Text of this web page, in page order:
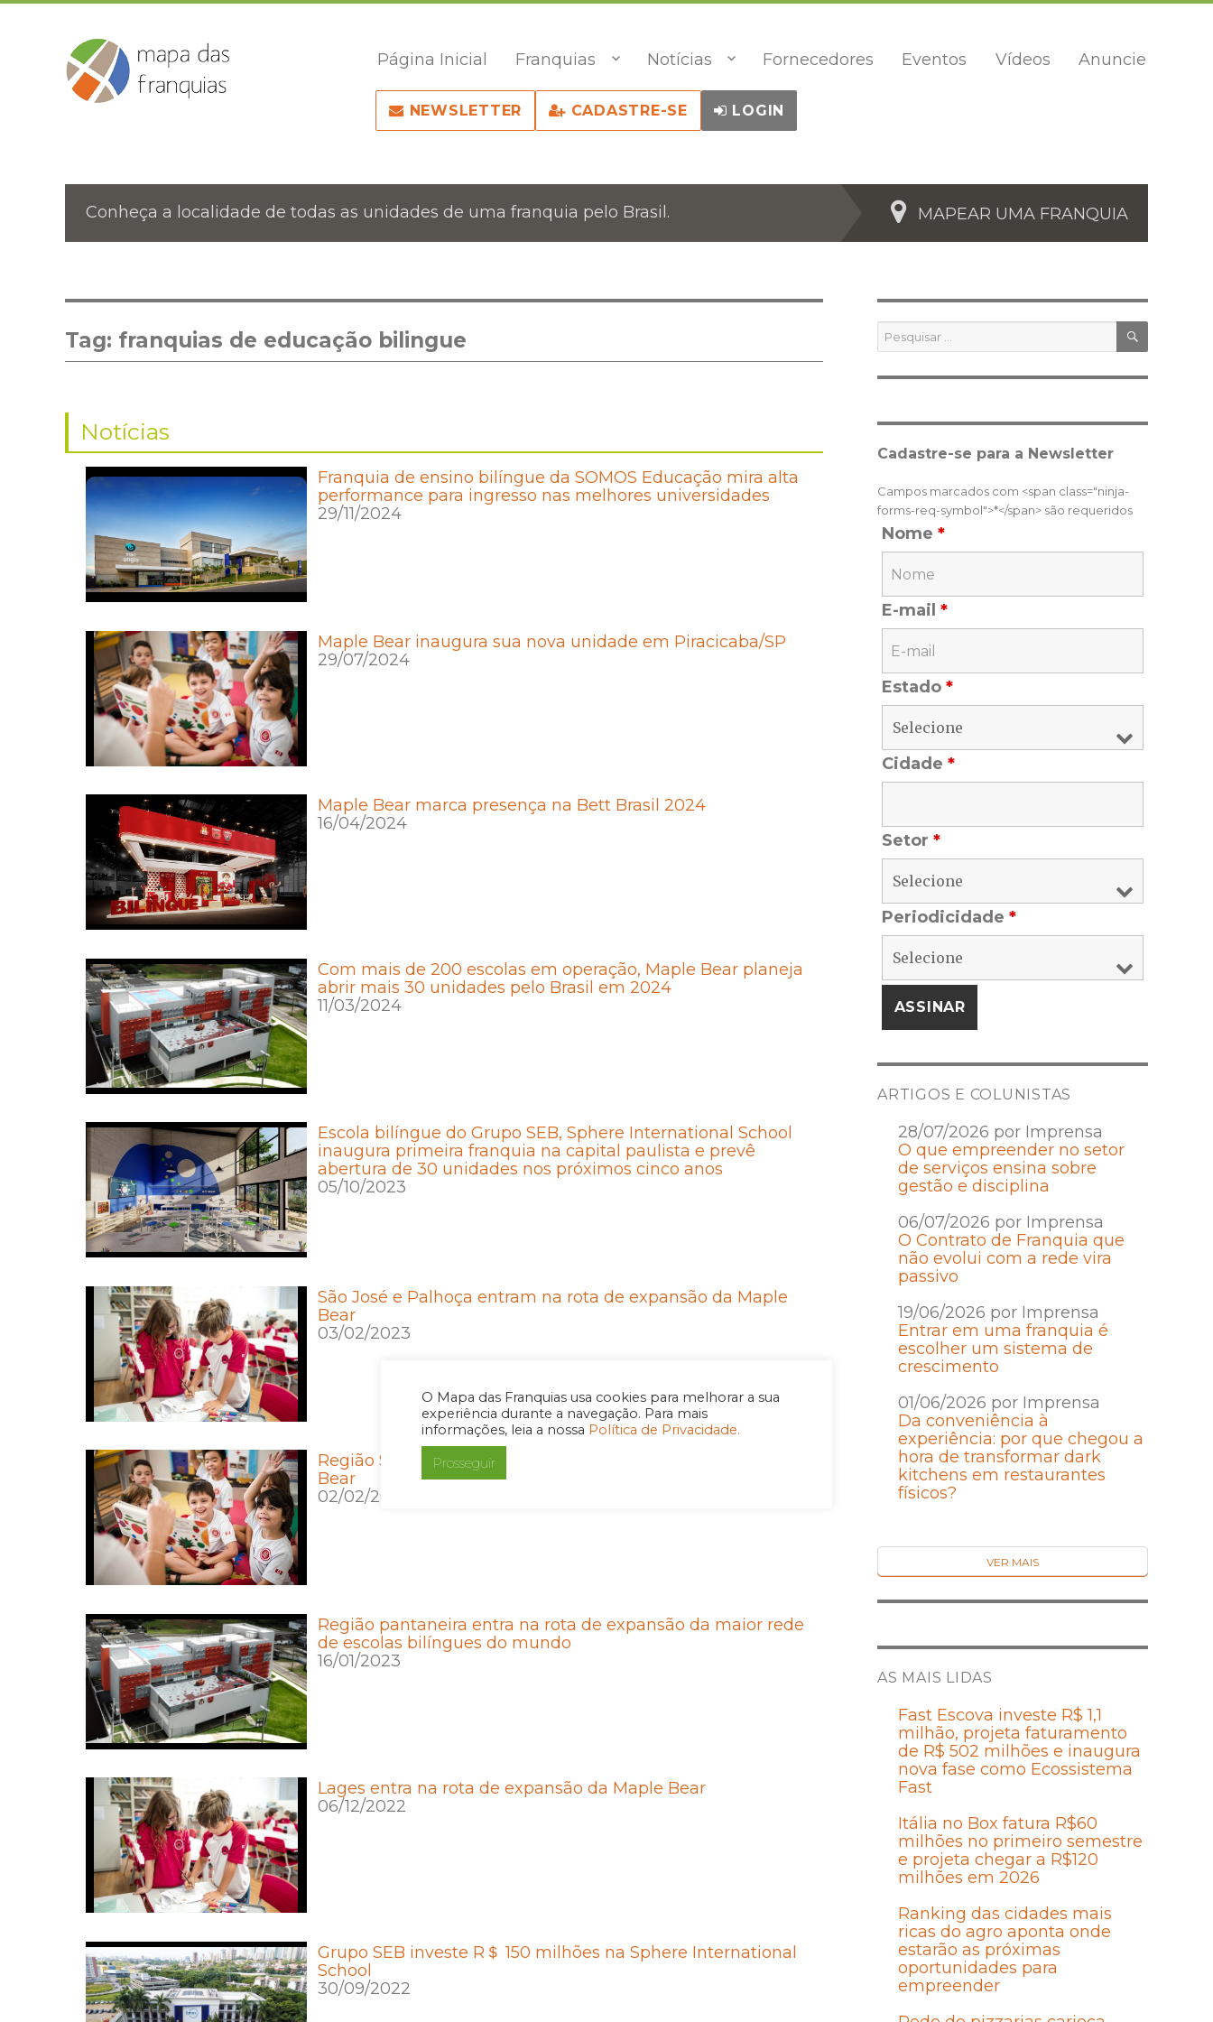
O Mapa das Franquias usa cookies para melhorar a sua
experiência durante a navegação. Para mais
informações, leia a nossa Política de Privacidade.
Prosseguir
Página Inicial Franquias Notícias Fornecedores Eventos Vídeos Anuncie
NEWSLETTER CADASTRE-SE LOGIN
Conheça a localidade de todas as unidades de uma franquia pelo Brasil. MAPEAR UMA FRANQUIA
Tag: franquias de educação bilingue
Notícias
Franquia de ensino bilíngue da SOMOS Educação mira alta
performance para ingresso nas melhores universidades
29/11/2024
Maple Bear inaugura sua nova unidade em Piracicaba/SP
29/07/2024
Maple Bear marca presença na Bett Brasil 2024
16/04/2024
Com mais de 200 escolas em operação, Maple Bear planeja
abrir mais 30 unidades pelo Brasil em 2024
11/03/2024
Escola bilíngue do Grupo SEB, Sphere International School
inaugura primeira franquia na capital paulista e prevê
abertura de 30 unidades nos próximos cinco anos
05/10/2023
São José e Palhoça entram na rota de expansão da Maple
Bear
03/02/2023
Região Sul da Bahia entra na rota de expansão da Maple
Bear
02/02/2023
Região pantaneira entra na rota de expansão da maior rede
de escolas bilíngues do mundo
16/01/2023
Lages entra na rota de expansão da Maple Bear
06/12/2022
Grupo SEB investe R＄ 150 milhões na Sphere International
School
30/09/2022
Pesquisar
por:
Cadastre-se para a Newsletter
Campos marcados com <span class="ninja-
forms-req-symbol">*</span> são requeridos
Nome *
E-mail *
Estado *
Cidade *
Setor *
Periodicidade *
ARTIGOS E COLUNISTAS
28/07/2026 por Imprensa
O que empreender no setor
de serviços ensina sobre
gestão e disciplina
06/07/2026 por Imprensa
O Contrato de Franquia que
não evolui com a rede vira
passivo
19/06/2026 por Imprensa
Entrar em uma franquia é
escolher um sistema de
crescimento
01/06/2026 por Imprensa
Da conveniência à
experiência: por que chegou a
hora de transformar dark
kitchens em restaurantes
físicos?
VER MAIS
AS MAIS LIDAS
Fast Escova investe R$ 1,1
milhão, projeta faturamento
de R$ 502 milhões e inaugura
nova fase como Ecossistema
Fast
Itália no Box fatura R$60
milhões no primeiro semestre
e projeta chegar a R$120
milhões em 2026
Ranking das cidades mais
ricas do agro aponta onde
estarão as próximas
oportunidades para
empreender